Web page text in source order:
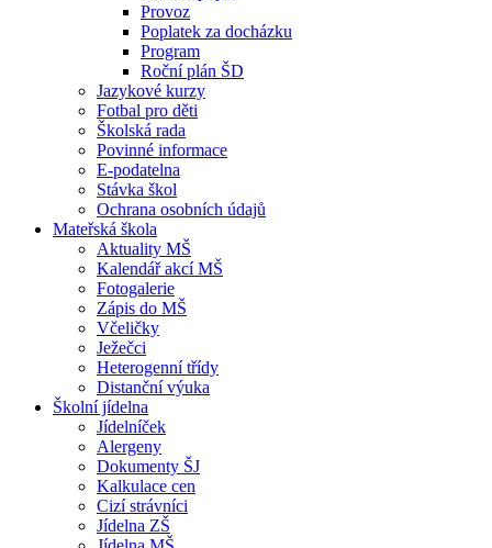
Provoz
Poplatek za docházku
Program
Roční plán ŠD
Jazykové kurzy
Fotbal pro děti
Školská rada
Povinné informace
E-podatelna
Stávka škol
Ochrana osobních údajů
Mateřská škola
Aktuality MŠ
Kalendář akcí MŠ
Fotogalerie
Zápis do MŠ
Včeličky
Ježečci
Heterogenní třídy
Distanční výuka
Školní jídelna
Jídelníček
Alergeny
Dokumenty ŠJ
Kalkulace cen
Cizí strávníci
Jídelna ZŠ